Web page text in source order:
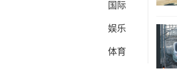
国际
娱乐
体育